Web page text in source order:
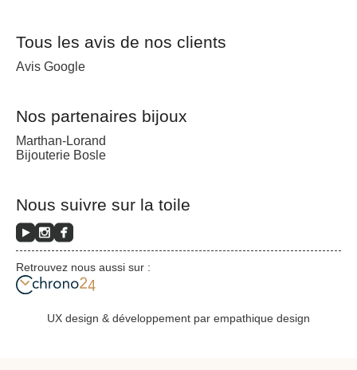
Tous les avis de nos clients
Avis Google
Nos partenaires bijoux
Marthan-Lorand
Bijouterie Bosle
Nous suivre sur la toile
Retrouvez nous aussi sur :
UX design & développement par empathique design